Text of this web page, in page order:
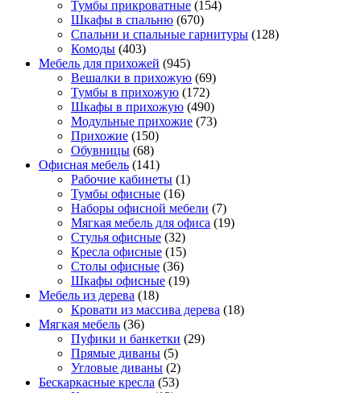
Тумбы прикроватные (154)
Шкафы в спальню (670)
Спальни и спальные гарнитуры (128)
Комоды (403)
Мебель для прихожей (945)
Вешалки в прихожую (69)
Тумбы в прихожую (172)
Шкафы в прихожую (490)
Модульные прихожие (73)
Прихожие (150)
Обувницы (68)
Офисная мебель (141)
Рабочие кабинеты (1)
Тумбы офисные (16)
Наборы офисной мебели (7)
Мягкая мебель для офиса (19)
Стулья офисные (32)
Кресла офисные (15)
Столы офисные (36)
Шкафы офисные (19)
Мебель из дерева (18)
Кровати из массива дерева (18)
Мягкая мебель (36)
Пуфики и банкетки (29)
Прямые диваны (5)
Угловые диваны (2)
Бескаркасные кресла (53)